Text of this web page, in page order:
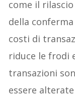
come il
della
costi di
riduce le frodi
transazioni
essere